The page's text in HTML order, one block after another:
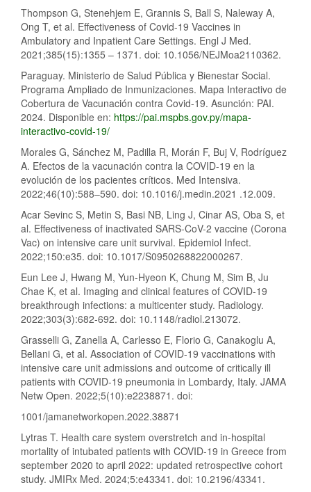
Thompson G, Stenehjem E, Grannis S, Ball S, Naleway A,
Ong T, et al. Effectiveness of Covid-19 Vaccines in
Ambulatory and Inpatient Care Settings. Engl J Med.
2021;385(15):1355 – 1371. doi: 10.1056/NEJMoa2110362.
Paraguay. Ministerio de Salud Pública y Bienestar Social.
Programa Ampliado de Inmunizaciones. Mapa Interactivo de
Cobertura de Vacunación contra Covid-19. Asunción: PAI.
2024. Disponible en: https://pai.mspbs.gov.py/mapa-
interactivo-covid-19/
Morales G, Sánchez M, Padilla R, Morán F, Buj V, Rodríguez
A. Efectos de la vacunación contra la COVID-19 en la
evolución de los pacientes críticos. Med Intensiva.
2022;46(10):588–590. doi: 10.1016/j.medin.2021 .12.009.
Acar Sevinc S, Metin S, Basi NB, Ling J, Cinar AS, Oba S, et
al. Effectiveness of inactivated SARS-CoV-2 vaccine (Corona
Vac) on intensive care unit survival. Epidemiol Infect.
2022;150:e35. doi: 10.1017/S0950268822000267.
Eun Lee J, Hwang M, Yun-Hyeon K, Chung M, Sim B, Ju
Chae K, et al. Imaging and clinical features of COVID-19
breakthrough infections: a multicenter study. Radiology.
2022;303(3):682-692. doi: 10.1148/radiol.213072.
Grasselli G, Zanella A, Carlesso E, Florio G, Canakoglu A,
Bellani G, et al. Association of COVID-19 vaccinations with
intensive care unit admissions and outcome of critically ill
patients with COVID-19 pneumonia in Lombardy, Italy. JAMA
Netw Open. 2022;5(10):e2238871. doi:
1001/jamanetworkopen.2022.38871
Lytras T. Health care system overstretch and in-hospital
mortality of intubated patients with COVID-19 in Greece from
september 2020 to april 2022: updated retrospective cohort
study. JMIRx Med. 2024;5:e43341. doi: 10.2196/43341.